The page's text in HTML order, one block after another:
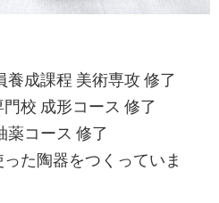
養成課程 美術専攻 修了
校 成形コース 修了
薬コース 修了
た陶器をつくっていま